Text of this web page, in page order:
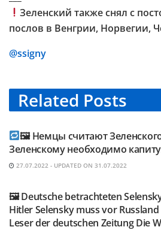
Зеленский также снял с
послов в Венгрии, Норвегии,
@ssigny
Related Posts
TELEGRAM KANAL
🖼 Немцы считают
Зеленскому необходимо
27.07.2022 - UPDATED ON 31.07.2022
🖼 Deutsche betrachteten
Hitler Selensky muss vor
Leser der deutschen Zeitung Die